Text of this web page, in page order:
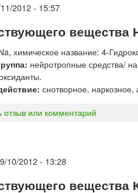
2012 - 15:57
вещества
химическое название: 4-
нейротропные средства/
снотворное, наркозное,
отзыв или комментарий
10/2012 - 13:28
вещества